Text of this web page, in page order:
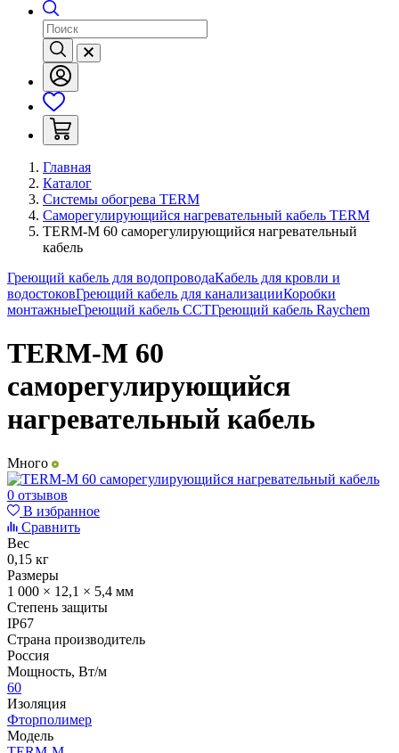
Главная
Каталог
Системы обогрева TERM
Саморегулирующийся нагревательный кабель TERM
TERM-М 60 саморегулирующийся нагревательный
кабель
Греющий кабель для водопроводаКабель для кровли и
водостоковГреющий кабель для канализацииКоробки
монтажныеГреющий кабель ССТГреющий кабель Raychem
TERM-М 60
саморегулирующийся
нагревательный кабель
Много
0 отзывов
В избранное
Сравнить
Вес
0,15 кг
Размеры
1 000 × 12,1 × 5,4 мм
Степень защиты
IP67
Страна производитель
Россия
Мощность, Вт/м
60
Изоляция
Фторполимер
Модель